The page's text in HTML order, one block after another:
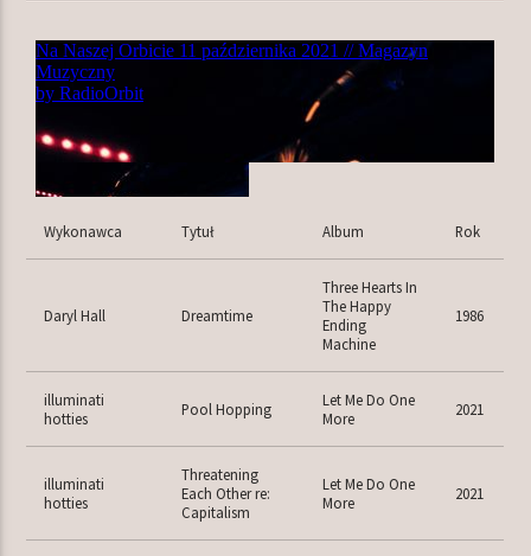
TERAZ W RAMÓWCE
INDIE ORBIT WEEKEND
16:00
LIGHT ORBIT WEEKEND
Wykonawca Tytuł Album Rok
Daryl Hall Dreamtime
Three Hearts In
The Happy
Ending
Machine
1986
illuminati
hotties
Pool Hopping
Let Me Do One
More
2021
illuminati
hotties
Threatening
Each Other re:
Capitalism
Let Me Do One
More
2021